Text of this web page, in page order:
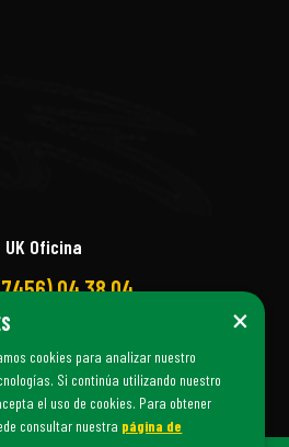
UK Oficina
04 38 04
×
cookies para analizar nuestro
Si continúa utilizando nuestro
el uso de cookies. Para obtener
consultar nuestra página de